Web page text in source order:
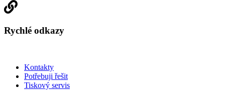
Rychlé odkazy
Kontakty
Potřebuji řešit
Tiskový servis